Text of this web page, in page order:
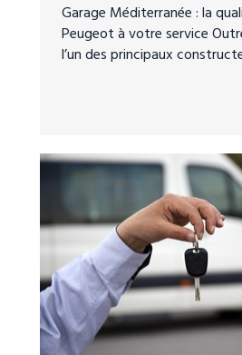
Garage Méditerranée : la
Peugeot à votre service
l’un des principaux